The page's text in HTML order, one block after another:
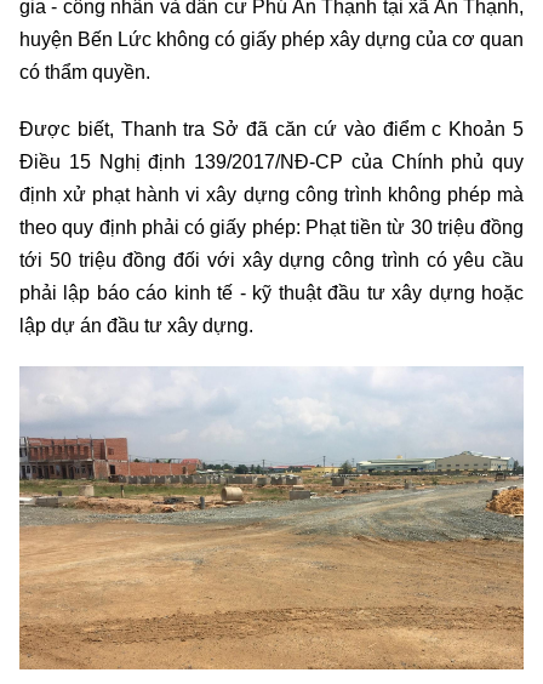
gia - công nhân và dân cư Phú An Thạnh tại xã An Thạnh,
huyện Bến Lức không có giấy phép xây dựng của cơ quan
có thẩm quyền.
Được biết, Thanh tra Sở đã căn cứ vào điểm c Khoản 5
Điều 15 Nghị định 139/2017/NĐ-CP của Chính phủ quy
định xử phạt hành vi xây dựng công trình không phép mà
theo quy định phải có giấy phép: Phạt tiền từ 30 triệu đồng
tới 50 triệu đồng đối với xây dựng công trình có yêu cầu
phải lập báo cáo kinh tế - kỹ thuật đầu tư xây dựng hoặc
lập dự án đầu tư xây dựng.